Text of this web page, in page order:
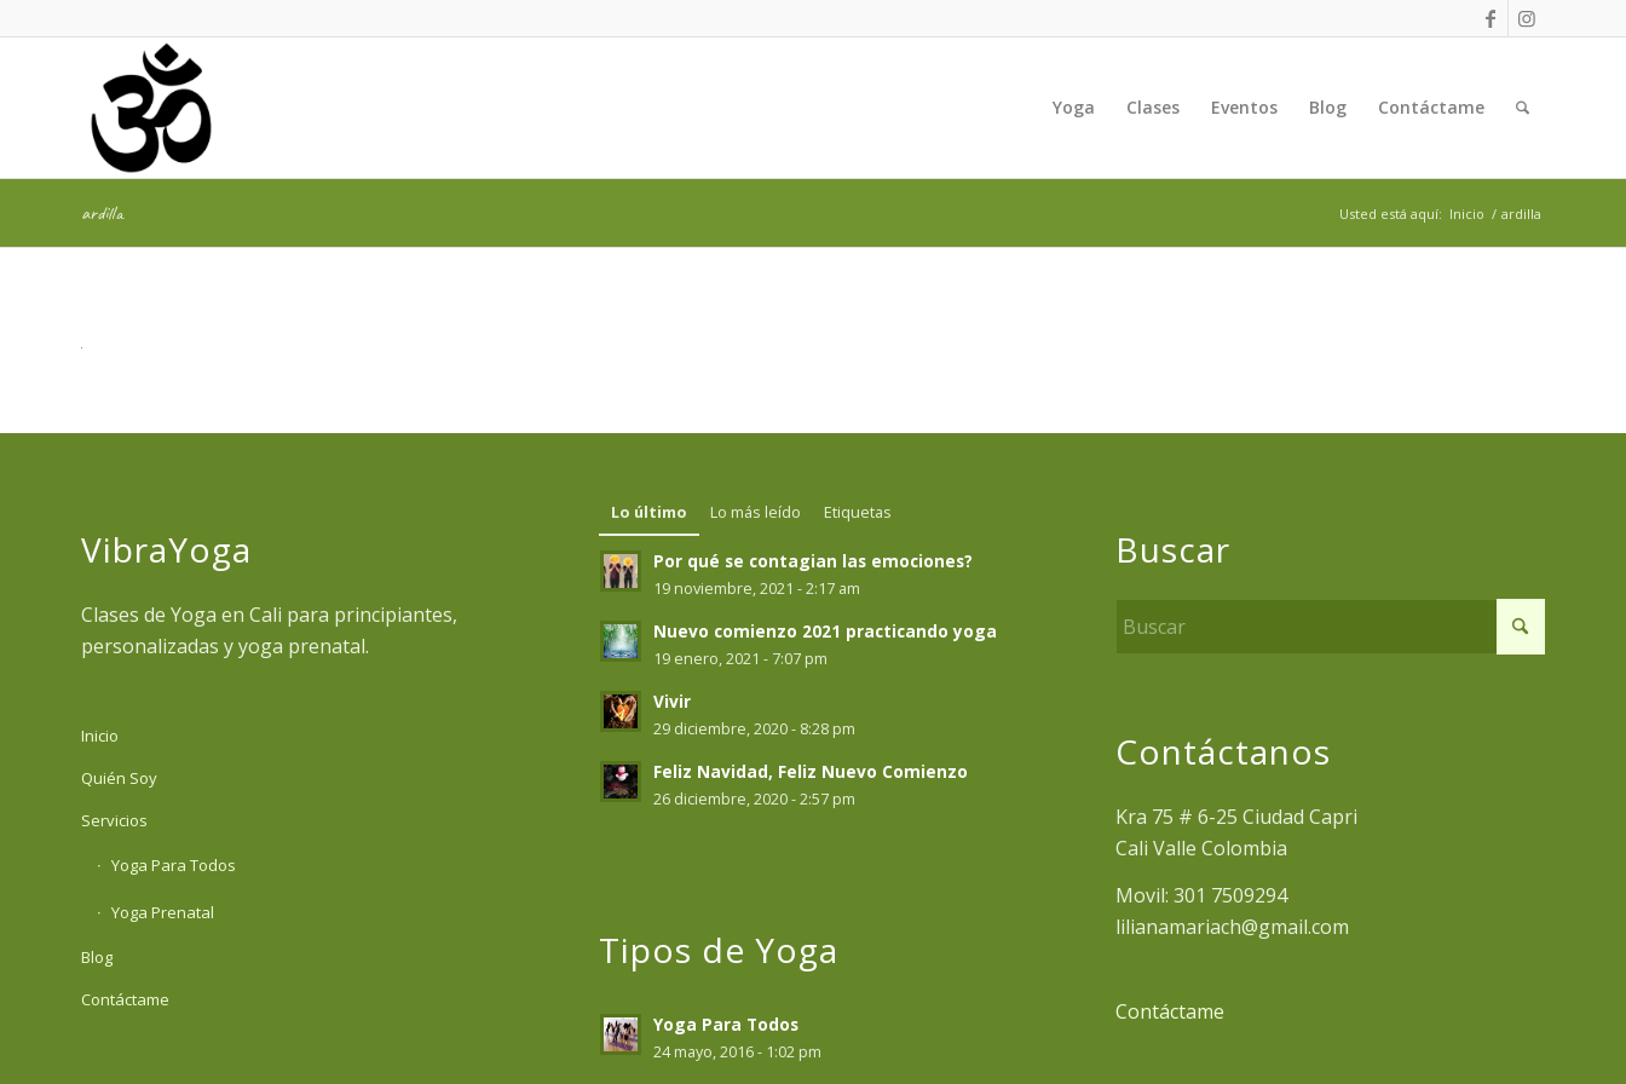
Yoga Clases Eventos Blog Contáctame
ardilla Usted está aquí: Inicio / ardilla
VibraYoga
Clases de Yoga en Cali para principiantes,
personalizadas y yoga prenatal.
Inicio
Quién Soy
Servicios
Yoga Para Todos
Yoga Prenatal
Blog
Contáctame
Lo último Lo más leído Etiquetas
Por qué se contagian las emociones?
19 noviembre, 2021 - 2:17 am
Nuevo comienzo 2021 practicando yoga
19 enero, 2021 - 7:07 pm
Vivir
29 diciembre, 2020 - 8:28 pm
Feliz Navidad, Feliz Nuevo Comienzo
26 diciembre, 2020 - 2:57 pm
Tipos de Yoga
Yoga Para Todos
24 mayo, 2016 - 1:02 pm
Buscar
Contáctanos
Kra 75 # 6-25 Ciudad Capri
Cali Valle Colombia
Movil: 301 7509294
lilianamariach@gmail.com
Contáctame